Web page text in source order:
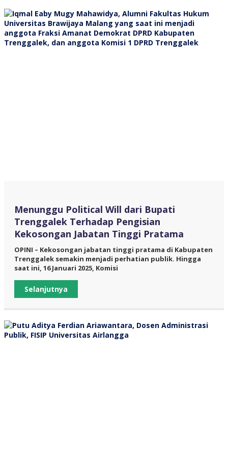
Menunggu Political Will dari Bupati
Trenggalek Terhadap Pengisian
Kekosongan Jabatan Tinggi Pratama
OPINI – Kekosongan jabatan tinggi pratama di Kabupaten
Trenggalek semakin menjadi perhatian publik. Hingga
saat ini, 16 Januari 2025, Komisi
Selanjutnya